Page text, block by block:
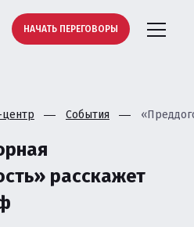
НАЧАТЬ ПЕРЕГОВОРЫ
События
расскажет